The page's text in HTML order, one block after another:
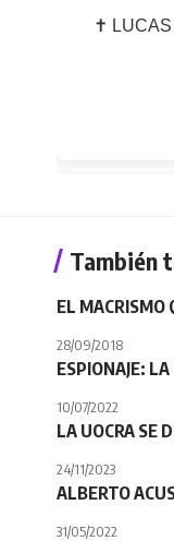
También
EL MACRISMO
28/09/2018
ESPIONAJE:
10/07/2022
LA UOCRA SE
24/11/2023
ALBERTO
31/05/2022